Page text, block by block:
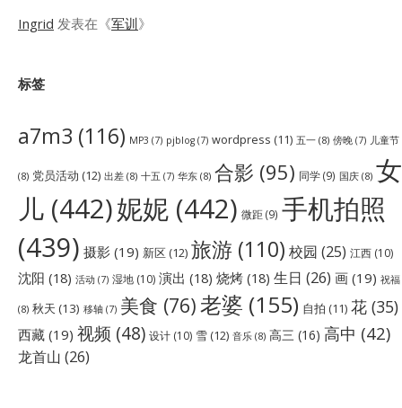
Ingrid 发表在《军训》
标签
a7m3 (116) MP3 (7) pjblog (7) wordpress (11) 五一 (8) 傍晚 (7) 儿童节
(8) 党员活动 (12) 出差 (8) 十五 (7) 华东 (8) 合影 (95) 同学(9) 国庆 (8) 女
儿 (442)妮妮 (442) 微距(9) 手机拍照
(439) 摄影 (19) 新区 (12) 旅游 (110) 校园 (25) 江西 (10)
沈阳 (18) 活动 (7) 湿地 (10) 演出 (18) 烧烤 (18) 生日 (26) 画 (19) 祝福
(8) 秋天 (13) 移轴 (7) 美食 (76)老婆 (155) 自拍 (11) 花 (35)
西藏 (19) 视频 (48) 设计 (10) 雪 (12) 音乐 (8) 高三 (16) 高中 (42)
龙首山 (26)